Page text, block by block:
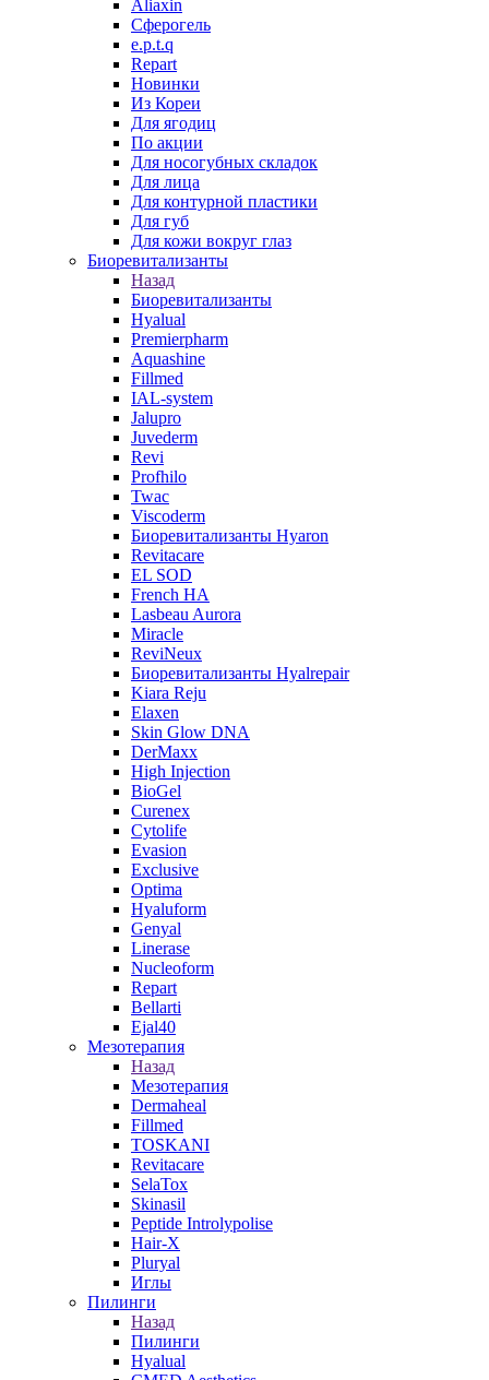
Aliaxin
Сферогель
e.p.t.q
Repart
Новинки
Из Кореи
Для ягодиц
По акции
Для носогубных складок
Для лица
Для контурной пластики
Для губ
Для кожи вокруг глаз
Биоревитализанты
Назад
Биоревитализанты
Hyalual
Premierpharm
Aquashine
Fillmed
IAL-system
Jalupro
Juvederm
Revi
Profhilo
Twac
Viscoderm
Биоревитализанты Hyaron
Revitacare
EL SOD
French HA
Lasbeau Aurora
Miracle
ReviNeux
Биоревитализанты Hyalrepair
Kiara Reju
Elaxen
Skin Glow DNA
DerMaxx
High Injection
BioGel
Curenex
Cytolife
Evasion
Exclusive
Optima
Hyaluform
Genyal
Linerase
Nucleoform
Repart
Bellarti
Ejal40
Мезотерапия
Назад
Мезотерапия
Dermaheal
Fillmed
TOSKANI
Revitacare
SelaTox
Skinasil
Peptide Introlypolise
Hair-X
Pluryal
Иглы
Пилинги
Назад
Пилинги
Hyalual